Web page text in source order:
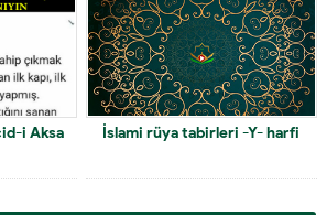
i Aksa
İslami rüya tabirleri -Y- harfi